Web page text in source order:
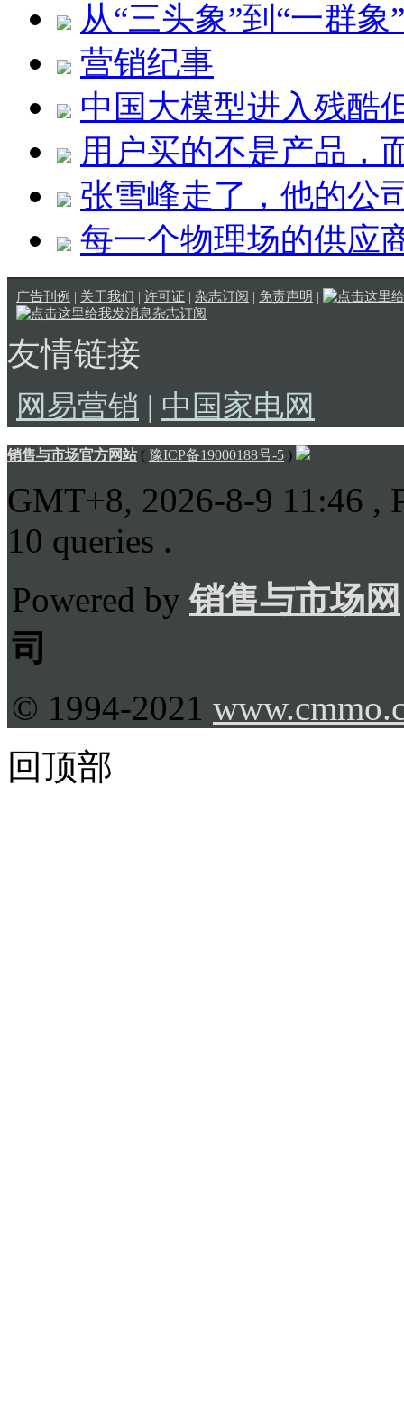
从“三头象”到“一群象”
营销纪事
中国大模型进入残酷
用户买的不是产品，
张雪峰走了，他的公
每一个物理场的供应
广告刊例 | 关于我们 | 许可证 | 杂志订阅 | 免责声明 |
杂志订阅
友情链接
网易营销 | 中国家电网
销售与市场官方网站( 豫ICP备19000188号-5 )
GMT+8, 2026-8-9 11:46 ,
10 queries .
Powered by销售与市场网
司
© 1994-2021
回顶部